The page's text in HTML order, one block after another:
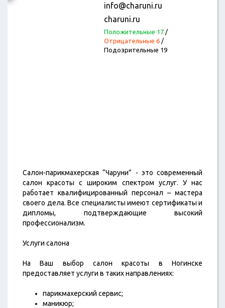
info@charuni.ru
charuni.ru
Положительные 17/
Отрицательные 6/
Подозрительные 19
Салон-парикмахерская “Чаруни” - это современный
салон красоты с широким спектром услуг. У нас
работает квалифицированный персонал – мастера
своего дела. Все специалисты имеют сертификаты и
дипломы, подтверждающие высокий
профессионализм.
Услуги салона
На Ваш выбор салон красоты в Ногинске
предоставляет услуги в таких направлениях:
парикмахерский сервис;
маникюр;